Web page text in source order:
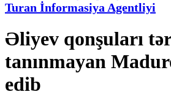
Turan İnformasiya Agentliyi
Əliyev qonşuları
tanınmayan
edib